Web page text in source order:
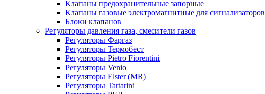
Клапаны предохранительные запорные
Клапаны газовые электромагнитные для сигнализаторов
Блоки клапанов
Регуляторы давления газа, смесители газов
Регуляторы Фаргаз
Регуляторы Термобест
Регуляторы Pietro Fiorentini
Регуляторы Venio
Регуляторы Elster (MR)
Регуляторы Tartarini